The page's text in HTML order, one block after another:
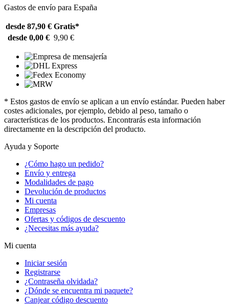
Gastos de envío para España
desde 87,90 € Gratis*
desde 0,00 € 9,90 €
* Estos gastos de envío se aplican a un envío estándar. Pueden haber
costes adicionales, por ejemplo, debido al peso, tamaño o
características de los productos. Encontrarás esta información
directamente en la descripción del producto.
Ayuda y Soporte
¿Cómo hago un pedido?
Envío y entrega
Modalidades de pago
Devolución de productos
Mi cuenta
Empresas
Ofertas y códigos de descuento
¿Necesitas más ayuda?
Mi cuenta
Iniciar sesión
Registrarse
¿Contraseña olvidada?
¿Dónde se encuentra mi paquete?
Canjear código descuento